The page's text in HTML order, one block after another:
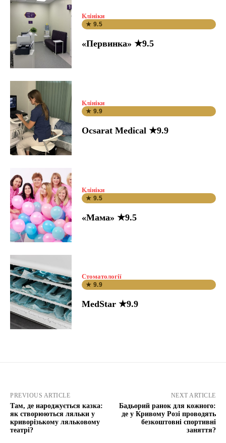
Клініки
★ 9.5
«Первинка» ★9.5
Клініки
★ 9.9
Ocsarat Medical ★9.9
Клініки
★ 9.5
«Мама» ★9.5
Стоматології
★ 9.9
MedStar ★9.9
PREVIOUS ARTICLE
Там, де народжується казка:
як створюються ляльки у
криворізькому ляльковому
театрі?
NEXT ARTICLE
Бадьорий ранок для кожного:
де у Кривому Розі проводять
безкоштовні спортивні
заняття?